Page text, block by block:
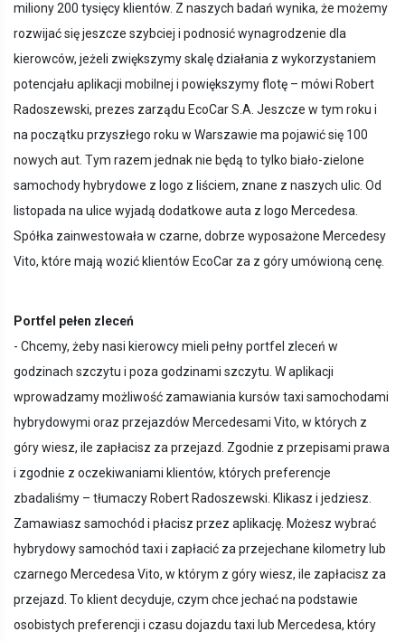
miliony 200 tysięcy klientów. Z naszych badań wynika, że możemy
rozwijać się jeszcze szybciej i podnosić wynagrodzenie dla
kierowców, jeżeli zwiększymy skalę działania z wykorzystaniem
potencjału aplikacji mobilnej i powiększymy flotę – mówi Robert
Radoszewski, prezes zarządu EcoCar S.A. Jeszcze w tym roku i
na początku przyszłego roku w Warszawie ma pojawić się 100
nowych aut. Tym razem jednak nie będą to tylko biało-zielone
samochody hybrydowe z logo z liściem, znane z naszych ulic. Od
listopada na ulice wyjadą dodatkowe auta z logo Mercedesa.
Spółka zainwestowała w czarne, dobrze wyposażone Mercedesy
Vito, które mają wozić klientów EcoCar za z góry umówioną cenę.
Portfel pełen zleceń
- Chcemy, żeby nasi kierowcy mieli pełny portfel zleceń w
godzinach szczytu i poza godzinami szczytu. W aplikacji
wprowadzamy możliwość zamawiania kursów taxi samochodami
hybrydowymi oraz przejazdów Mercedesami Vito, w których z
góry wiesz, ile zapłacisz za przejazd. Zgodnie z przepisami prawa
i zgodnie z oczekiwaniami klientów, których preferencje
zbadaliśmy – tłumaczy Robert Radoszewski. Klikasz i jedziesz.
Zamawiasz samochód i płacisz przez aplikację. Możesz wybrać
hybrydowy samochód taxi i zapłacić za przejechane kilometry lub
czarnego Mercedesa Vito, w którym z góry wiesz, ile zapłacisz za
przejazd. To klient decyduje, czym chce jechać na podstawie
osobistych preferencji i czasu dojazdu taxi lub Mercedesa, który